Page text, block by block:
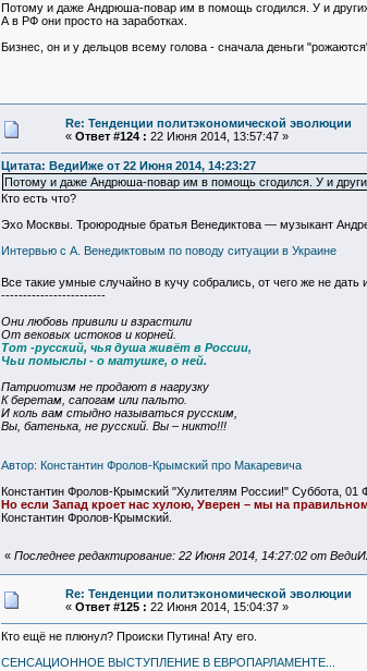
Потому и даже Андрюша-повар им в помощь сгодился. У и
А в РФ они просто на заработках.
Бизнес, он и у дельцов всему голова - сначала деньги
Re: Тенденции политэкономической эволюции
« Ответ #124 : 22 Июня 2014, 13:57:47 »
Цитата: ВедиИже от 22 Июня 2014, 14:23:27
Потому и даже Андрюша-повар им в помощь сгодился. У и
Кто есть что?
Эхо Москвы. Троюродные братья Венедиктова — музыкант
Интервью с А. Венедиктовым по поводу ситуации в Украине
Все такие умные случайно в кучу собрались, от чего же не
------------------------
Они любовь привили и взрастили
От вековых истоков и корней.
Тот -русский, чья душа живёт в России,
Чьи помыслы - о матушке, о ней.
Патриотизм не продают в нагрузку
К беретам, сапогам или пальто.
И коль вам стыдно называться русским,
Вы, батенька, не русский. Вы – никто!!!
Автор: Константин Фролов-Крымский про Макаревича
Константин Фролов-Крымский "Хулителям России!" Суббота, 01
Но если Запад кроет нас хулою, Уверен – мы на
Константин Фролов-Крымский.
« Последнее редактирование: 22 Июня 2014, 14:27:02 от
Re: Тенденции политэкономической эволюции
« Ответ #125 : 22 Июня 2014, 15:04:37 »
Кто ещё не плюнул? Происки Путина! Ату его.
СЕНСАЦИОННОЕ ВЫСТУПЛЕНИЕ В ЕВРОПАРЛАМЕНТЕ...